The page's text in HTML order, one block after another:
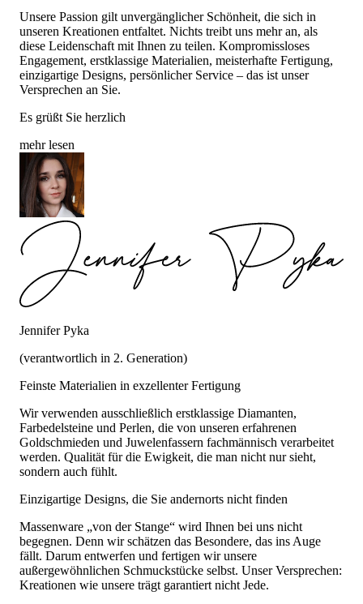
Unsere Passion gilt unvergänglicher Schönheit, die sich in
unseren Kreationen entfaltet. Nichts treibt uns mehr an, als
diese Leidenschaft mit Ihnen zu teilen. Kompromissloses
Engagement, erstklassige Materialien, meisterhafte Fertigung,
einzigartige Designs, persönlicher Service – das ist unser
Versprechen an Sie.
Es grüßt Sie herzlich
mehr lesen
Jennifer Pyka
(verantwortlich in 2. Generation)
Feinste Materialien in exzellenter Fertigung
Wir verwenden ausschließlich erstklassige Diamanten,
Farbedelsteine und Perlen, die von unseren erfahrenen
Goldschmieden und Juwelenfassern fachmännisch verarbeitet
werden. Qualität für die Ewigkeit, die man nicht nur sieht,
sondern auch fühlt.
Einzigartige Designs, die Sie andernorts nicht finden
Massenware „von der Stange“ wird Ihnen bei uns nicht
begegnen. Denn wir schätzen das Besondere, das ins Auge
fällt. Darum entwerfen und fertigen wir unsere
außergewöhnlichen Schmuckstücke selbst. Unser Versprechen:
Kreationen wie unsere trägt garantiert nicht Jede.